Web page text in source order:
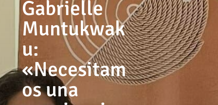
Gabrielle
Muntukwak
u:
«Necesitam
os una